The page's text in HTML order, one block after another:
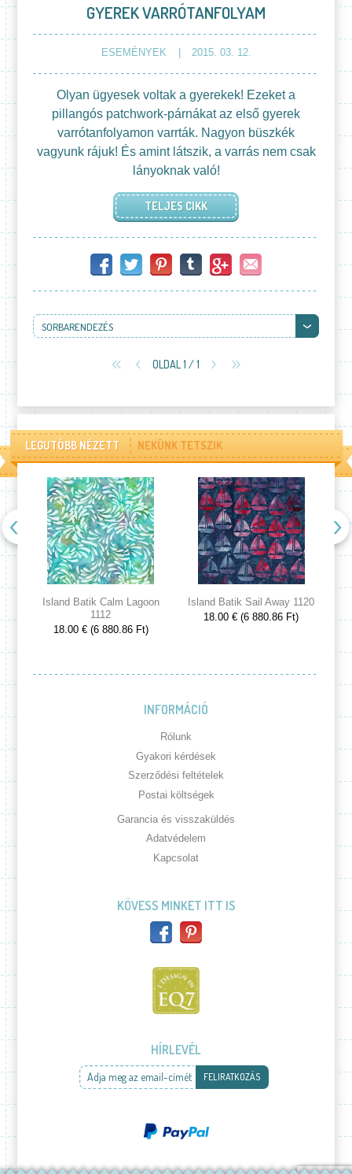
GYEREK VARRÓTANFOLYAM
ESEMÉNYEK 2015. 03. 12.
Olyan ügyesek voltak a gyerekek! Ezeket a
pillangós patchwork-párnákat az első gyerek
varrótanfolyamon varrták. Nagyon büszkék
vagyunk rájuk! És amint látszik, a varrás nem csak
lányoknak való!
TELJES CIKK
SORBARENDEZÉS
OLDAL 1 / 1
LEGUTÓBB NÉZETT NEKÜNK TETSZIK
Island Batik Calm Lagoon
1112
18.00 € (6 880.86 Ft)
Island Batik Sail Away 1120
18.00 € (6 880.86 Ft)
INFORMÁCIÓ
Rólunk
Gyakori kérdések
Szerződési feltételek
Postai költségek
Garancia és visszaküldés
Adatvédelem
Kapcsolat
KÖVESS MINKET ITT IS
HÍRLEVÉL
Adja meg az email-címét FELIRATKOZÁS